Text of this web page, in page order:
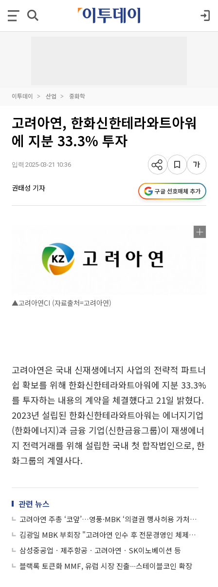
이투데이 산업 중화학
고려아연, 한화신한테라와트아워
에 지분 33.3% 투자
입력 2025-03-21 10:36
권태성 기자 구글 선호매체 추가
▲고려아연CI (자료출처=고려아연)
고려아연은 국내 신재생에너지 사업의 전략적 파트너
쉽 확보를 위해 한화신한테라와트아워에 지분 33.3%
를 투자하는 내용의 계약을 체결했다고 21일 밝혔다.
2023년 설립된 한화신한테라와트아워는 에너지기업
(한화에너지)과 금융 기업(신한금융그룹)이 재생에너
지 전력거래를 위해 설립한 국내 첫 합작법인으로, 한
화그룹의 계열사다.
관련 뉴스
고려아연 주총 ‘코앞’…영풍·MBK ‘의결권 행사허용 가처분’ 소송
김광일 MBK 부회장 "고려아연 인수 후 전문경영인 체제…홈플러스 되풀이 없어"
삼성중공업ㆍ제주항공ㆍ고려아연ㆍSK이노베이션 등
블랙록 토큰화 MMF, 유럽 시장 진출∙∙∙스테이블코인 확장